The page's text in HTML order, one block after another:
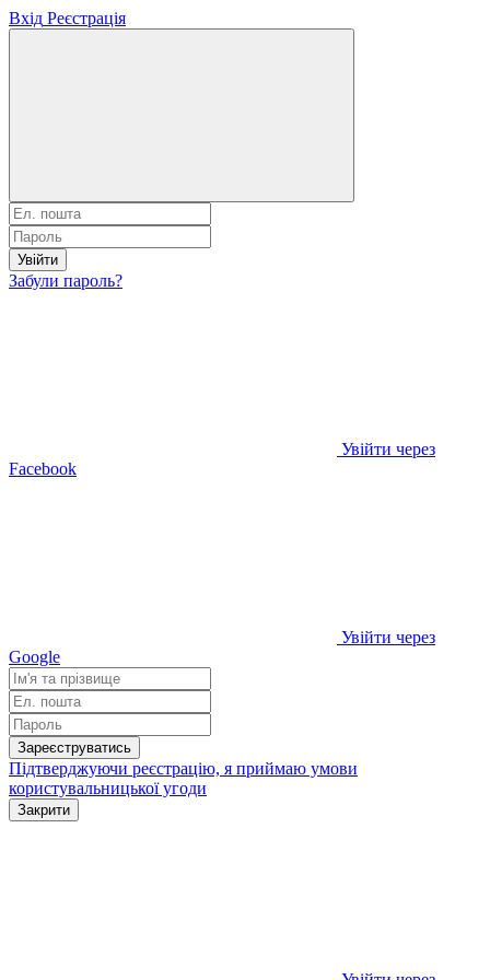
Вхід Реєстрація
Увійти
Забули пароль?
Увійти через
Facebook
Увійти через
Google
Зареєструватись
Підтверджуючи реєстрацію, я приймаю умови
користувальницької угоди
Закрити